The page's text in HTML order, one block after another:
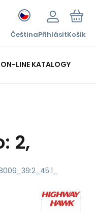
ČeštinaPřihlásitKošík
ON-LINE KATALOGY
2,